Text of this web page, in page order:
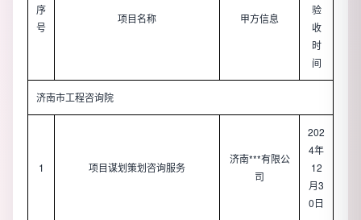
序
号
项目名称 甲方信息
验
收
时
间
济南市工程咨询院
1 项目谋划策划咨询服务
济南***有限公
司
202
4年
12
月3
0日